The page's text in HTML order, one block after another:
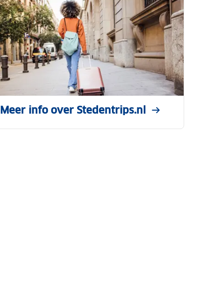
Meer info over Stedentrips.nl